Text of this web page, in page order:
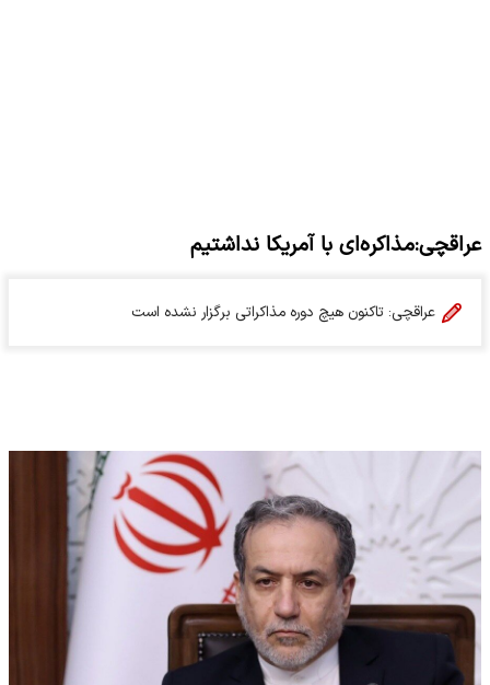
عراقچی:مذاکره‌ای با آمریکا نداشتیم
عراقچی: تاکنون هیچ دوره مذاکراتی برگزار نشده است